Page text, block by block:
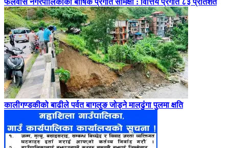
कालीगण्डकीको बाढीले पर्वत बागलुङ जोड्ने मालढुंगा पुलमा क्षति